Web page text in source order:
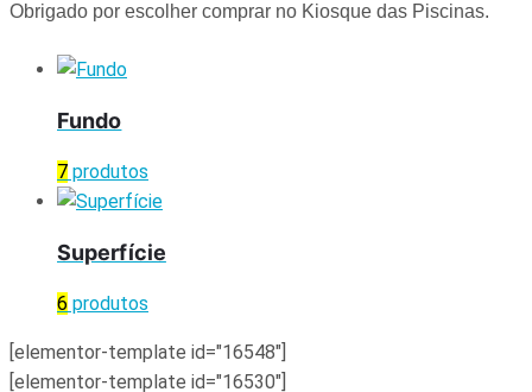
Obrigado por escolher comprar no Kiosque das Piscinas.
Fundo
7 produtos
Superfície
6 produtos
[elementor-template id="16548"]
[elementor-template id="16530"]